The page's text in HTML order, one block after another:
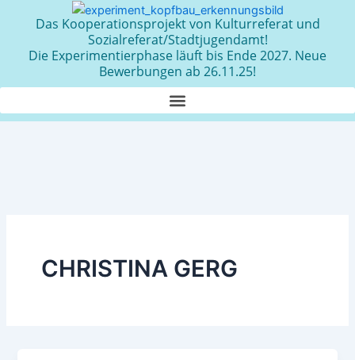
Das Kooperationsprojekt von Kulturreferat und
Sozialreferat/Stadtjugendamt!
Die Experimentierphase läuft bis Ende 2027. Neue
Bewerbungen ab 26.11.25!
CHRISTINA GERG